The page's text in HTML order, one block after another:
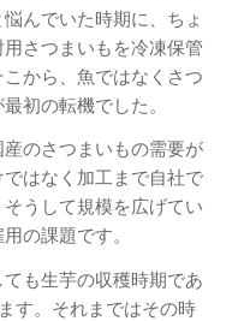
んでいた時期に、ちょ
さつまいもを冷凍保管
から、魚ではなくさつ
初の転機でした。
のさつまいもの需要が
はなく加工まで自社で
うして規模を広げてい
の課題です。
も生芋の収穫時期であ
す。それまではその時